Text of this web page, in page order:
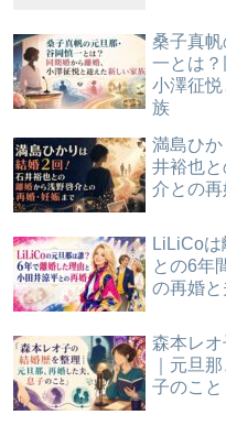
桑子真
一とは？
小澤征
族
満島ひ
井裕也
介との
LiLiCo
との6年
の再婚
森本レ
｜元旦
子のこと